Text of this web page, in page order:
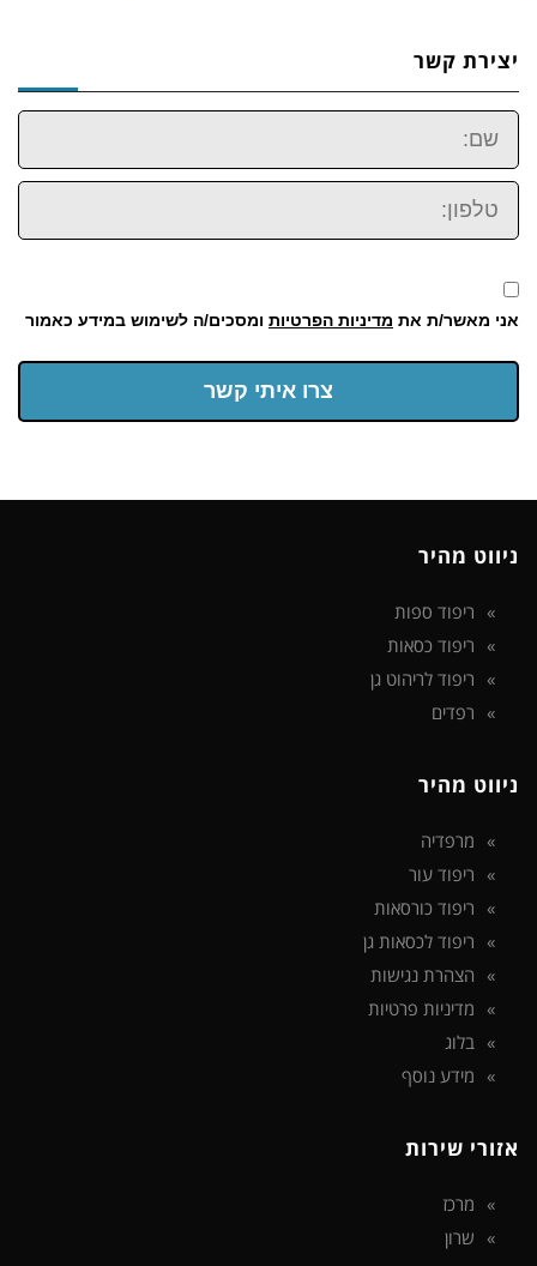
יצירת קשר
שם:
טלפון:
אני מאשר/ת את מדיניות הפרטיות ומסכים/ה לשימוש במידע כאמור
צרו איתי קשר
ניווט מהיר
ריפוד ספות
ריפוד כסאות
ריפוד לריהוט גן
רפדים
ניווט מהיר
מרפדיה
ריפוד עור
ריפוד כורסאות
ריפוד לכסאות גן
הצהרת נגישות
מדיניות פרטיות
בלוג
מידע נוסף
אזורי שירות
מרכז
שרון